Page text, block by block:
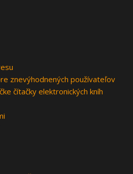
znevýhodnených používateľov
čítačky elektronických kníh